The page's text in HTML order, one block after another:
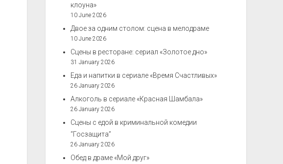
клоуна»
10 June 2026
Двое за одним столом: сцена в мелодраме
10 June 2026
Сцены в ресторане: сериал «Золотое дно»
31 January 2026
Еда и напитки в сериале «Время Счастливых»
26 January 2026
Алкоголь в сериале «Красная Шамбала»
26 January 2026
Сцены с едой в криминальной комедии
“Госзащита”
26 January 2026
Обед в драме «Мой друг»